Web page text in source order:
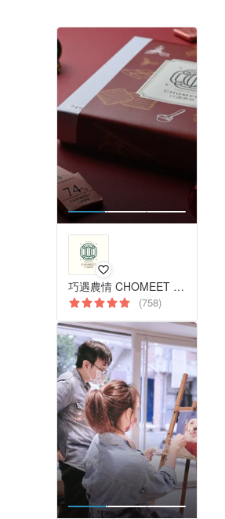
巧遇農情 CHOMEET CHOCOLATE
(758)